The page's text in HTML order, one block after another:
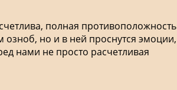
полная противоположность
но и в ней проснутся эмоции,
нами не просто расчетливая